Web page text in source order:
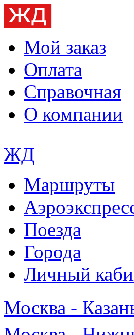
Мой заказ
Оплата
Справочная
О компании
ЖД
Маршруты
Поезда
Города
Личный
Москва -